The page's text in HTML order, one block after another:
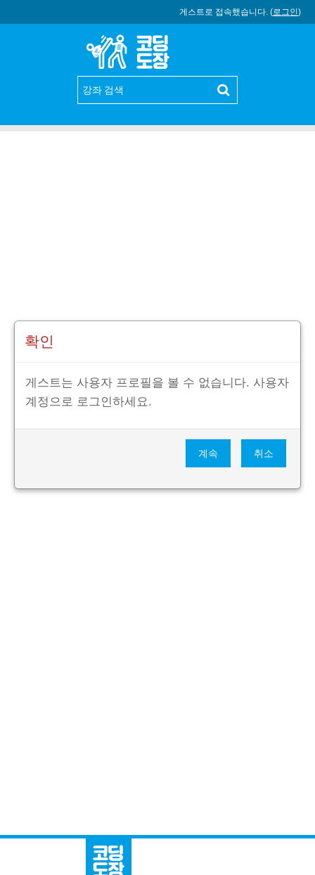
게스트로 접속했습니다. (로그인)
확인
게스트는 사용자 프로필을 볼 수 없습니다. 사용자
계정으로 로그인하세요.